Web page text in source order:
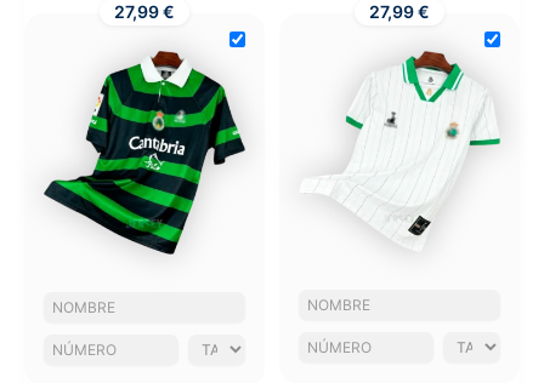
27,99 € 27,99 €